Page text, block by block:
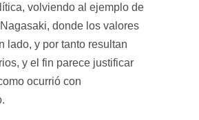
volviendo al ejemplo de
donde los valores
lado, y por tanto resultan
y el fin parece justificar
ocurrió con